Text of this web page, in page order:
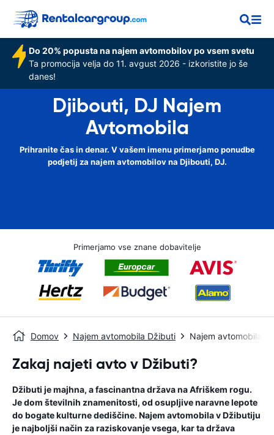
Do 20% popusta na najem avtomobilov po vsem svetu
Ta promocija velja do 11. avgust 2026 - izkoristite jo še
danes!
Djibouti, DJ Najem
Avtomobila
Prihranite čas in denar. V vašem imenu primerjamo ponudbe
podjetij za najem avtomobilov na Djibouti, DJ.
Primerjamo vse znane dobavitelje
Domov Najem avtomobila Džibuti Najem avtomobila
Zakaj najeti avto v Džibuti?
Džibuti je majhna, a fascinantna država na Afriškem rogu.
Je dom številnih znamenitosti, od osupljive naravne lepote
do bogate kulturne dediščine. Najem avtomobila v Džibutiju
je najboljši način za raziskovanje vsega, kar ta država